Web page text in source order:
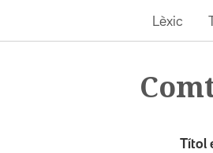
Lèxic
Títol